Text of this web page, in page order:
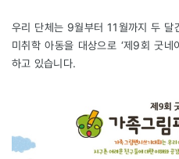
우리 단체는 9월부터 11월까지 두
미취학 아동을 대상으로 ‘제9회 굿네
하고 있습니다.